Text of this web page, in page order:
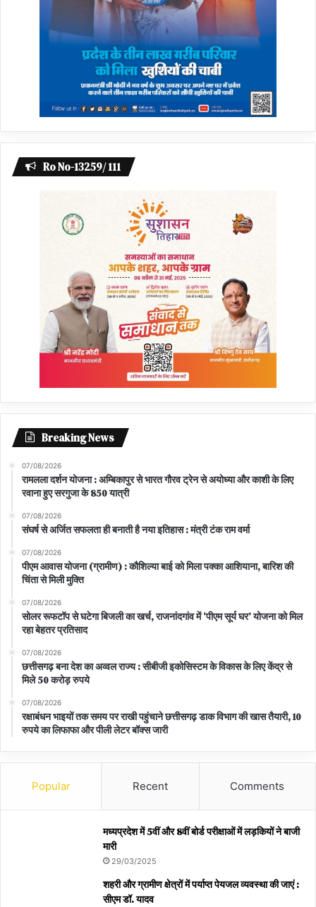
Ro No-13259/ 111
Breaking News
07/08/2026
रामलला दर्शन योजना : अम्बिकापुर से भारत गौरव ट्रेन से अयोध्या और काशी के लिए
रवाना हुए सरगुजा के 850 यात्री
07/08/2026
संघर्ष से अर्जित सफलता ही बनाती है नया इतिहास : मंत्री टंक राम वर्मा
07/08/2026
पीएम आवास योजना (ग्रामीण) : कौशिल्या बाई को मिला पक्का आशियाना, बारिश की
चिंता से मिली मुक्ति
07/08/2026
सोलर रूफटॉप से घटेगा बिजली का खर्च, राजनांदगांव में ‘पीएम सूर्य घर’ योजना को मिल
रहा बेहतर प्रतिसाद
07/08/2026
छत्तीसगढ़ बना देश का अव्वल राज्य : सीबीजी इकोसिस्टम के विकास के लिए केंद्र से
मिले 50 करोड़ रुपये
07/08/2026
रक्षाबंधन भाइयों तक समय पर राखी पहुंचाने छत्तीसगढ़ डाक विभाग की खास तैयारी, 10
रुपये का लिफाफा और पीली लेटर बॉक्स जारी
Popular Recent Comments
मध्यप्रदेश में 5वीं और 8वीं बोर्ड परीक्षाओं में लड़कियों ने बाजी
मारी
29/03/2025
शहरी और ग्रामीण क्षेत्रों में पर्याप्त पेयजल व्यवस्था की जाएं :
सीएम डॉ. यादव